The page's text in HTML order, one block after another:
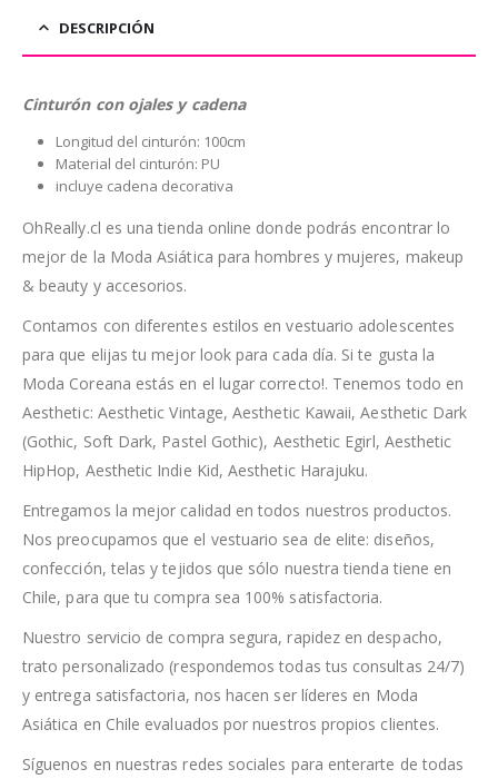
DESCRIPCIÓN
Cinturón con ojales y cadena
Longitud del cinturón: 100cm
Material del cinturón: PU
incluye cadena decorativa
OhReally.cl es una tienda online donde podrás encontrar lo
mejor de la Moda Asiática para hombres y mujeres, makeup
& beauty y accesorios.
Contamos con diferentes estilos en vestuario adolescentes
para que elijas tu mejor look para cada día. Si te gusta la
Moda Coreana estás en el lugar correcto!. Tenemos todo en
Aesthetic: Aesthetic Vintage, Aesthetic Kawaii, Aesthetic Dark
(Gothic, Soft Dark, Pastel Gothic), Aesthetic Egirl, Aesthetic
HipHop, Aesthetic Indie Kid, Aesthetic Harajuku.
Entregamos la mejor calidad en todos nuestros productos.
Nos preocupamos que el vestuario sea de elite: diseños,
confección, telas y tejidos que sólo nuestra tienda tiene en
Chile, para que tu compra sea 100% satisfactoria.
Nuestro servicio de compra segura, rapidez en despacho,
trato personalizado (respondemos todas tus consultas 24/7)
y entrega satisfactoria, nos hacen ser líderes en Moda
Asiática en Chile evaluados por nuestros propios clientes.
Síguenos en nuestras redes sociales para enterarte de todas